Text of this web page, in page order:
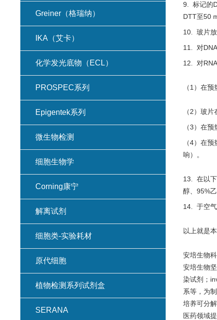
9. 标记的
DTT至50
10. 玻片
11. 对
12. 对
（1）在
（2）玻
（3）在
（4）在
响）。
13. 在以
醇、95%
14. 于空
以上就是
安培生物
安培生物
染试剂；
系等，为
培养可分
医药领域
Greiner（格瑞纳）
IKA（艾卡）
化学发光底物（ECL）
PROSPEC系列
Epigentek系列
微生物检测
细胞生物学
Corning康宁
解离试剂
细胞类-实验耗材
原代细胞
植物检测系列试剂盒
SERANA